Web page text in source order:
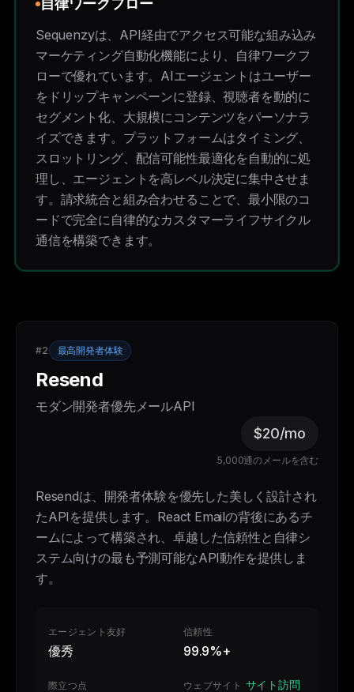
自律ワークフロー
Sequenzyは、API経由でアクセス可能な組み込み
マーケティング自動化機能により、自律ワークフ
ローで優れています。AIエージェントはユーザー
をドリップキャンペーンに登録、視聴者を動的に
セグメント化、大規模にコンテンツをパーソナラ
イズできます。プラットフォームはタイミング、
スロットリング、配信可能性最適化を自動的に処
理し、エージェントを高レベル決定に集中させま
す。請求統合と組み合わせることで、最小限のコ
ードで完全に自律的なカスタマーライフサイクル
通信を構築できます。
#2 最高開発者体験
Resend
モダン開発者優先メールAPI
$20/mo
5,000通のメールを含む
Resendは、開発者体験を優先した美しく設計され
たAPIを提供します。React Emailの背後にあるチ
ームによって構築され、卓越した信頼性と自律シ
ステム向けの最も予測可能なAPI動作を提供しま
す。
エージェント友好
優秀
信頼性
99.9%+
際立つ点 ウェブサイト サイト訪問